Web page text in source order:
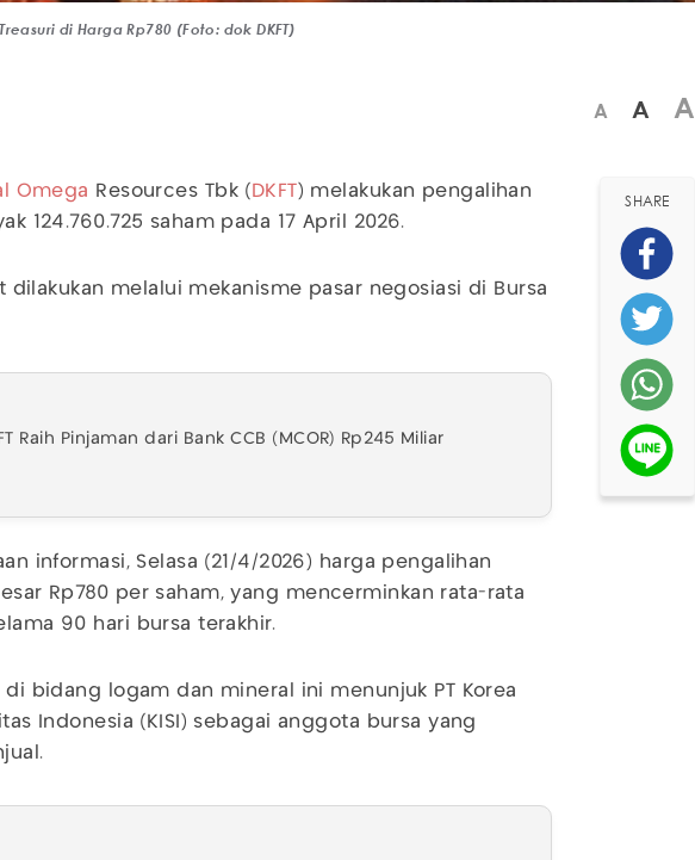
di Harga Rp780 (Foto: dok DKFT)
A A A
Omega Resources Tbk ( DKFT ) melakukan pengalihan
124.760.725 saham pada 17 April 2026.
dilakukan melalui mekanisme pasar negosiasi di Bursa
Raih Pinjaman dari Bank CCB (MCOR) Rp245 Miliar
informasi, Selasa (21/4/2026) harga pengalihan
Rp780 per saham, yang mencerminkan rata-rata
90 hari bursa terakhir.
bidang logam dan mineral ini menunjuk PT Korea
Indonesia (KISI) sebagai anggota bursa yang
SHARE